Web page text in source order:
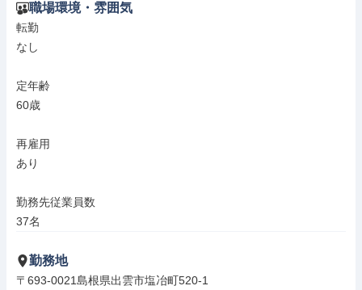
職場環境・雰囲気
転勤
なし
定年齢
60歳
再雇用
あり
勤務先従業員数
37名
勤務地
〒693-0021島根県出雲市塩冶町520-1